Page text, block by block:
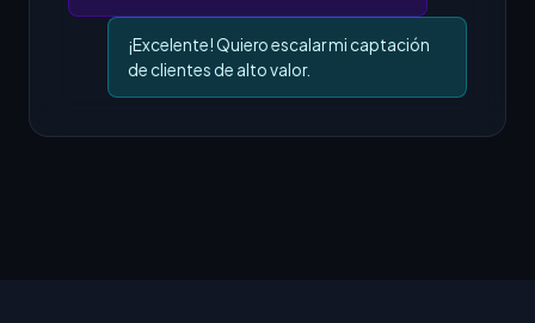
¡Excelente! Quiero escalar mi captación
de clientes de alto valor.